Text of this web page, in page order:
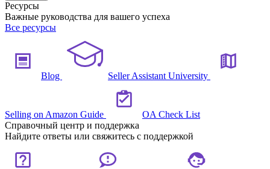
Ресурсы
Важные руководства для вашего успеха
Все ресурсы
Blog Seller Assistant University
Selling on Amazon Guide
OA Check List
Справочный центр и поддержка
Найдите ответы или свяжитесь с поддержкой